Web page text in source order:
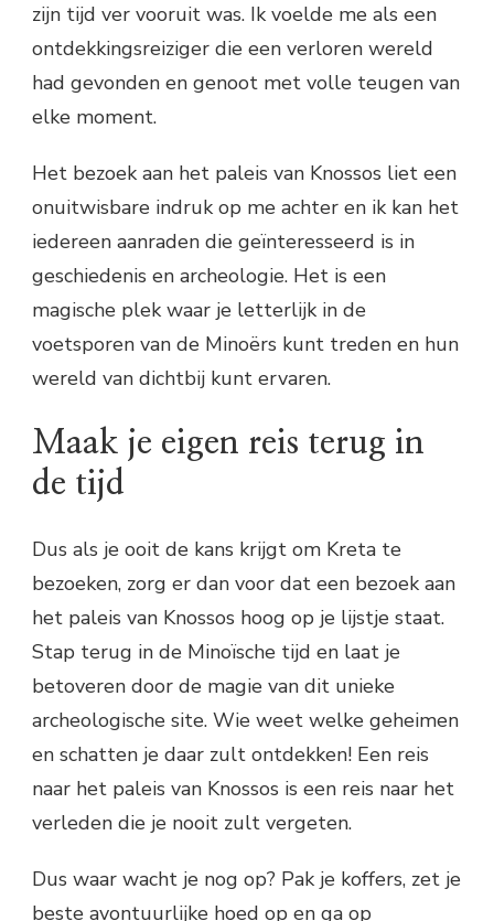
zijn tijd ver vooruit was. Ik voelde me als een
ontdekkingsreiziger die een verloren wereld
had gevonden en genoot met volle teugen van
elke moment.
Het bezoek aan het paleis van Knossos liet een
onuitwisbare indruk op me achter en ik kan het
iedereen aanraden die geïnteresseerd is in
geschiedenis en archeologie. Het is een
magische plek waar je letterlijk in de
voetsporen van de Minoërs kunt treden en hun
wereld van dichtbij kunt ervaren.
Maak je eigen reis terug in
de tijd
Dus als je ooit de kans krijgt om Kreta te
bezoeken, zorg er dan voor dat een bezoek aan
het paleis van Knossos hoog op je lijstje staat.
Stap terug in de Minoïsche tijd en laat je
betoveren door de magie van dit unieke
archeologische site. Wie weet welke geheimen
en schatten je daar zult ontdekken! Een reis
naar het paleis van Knossos is een reis naar het
verleden die je nooit zult vergeten.
Dus waar wacht je nog op? Pak je koffers, zet je
beste avontuurlijke hoed op en ga op